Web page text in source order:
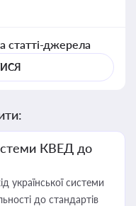
статті-джерела
КВЕД до
української системи
до стандартів